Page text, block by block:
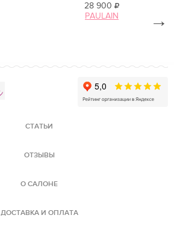
28 900
PAULAIN
→
СТАТЬИ
ОТЗЫВЫ
О САЛОНЕ
ДОСТАВКА И ОПЛАТА